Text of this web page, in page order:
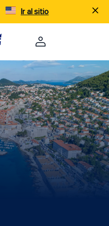
Ir al sitio